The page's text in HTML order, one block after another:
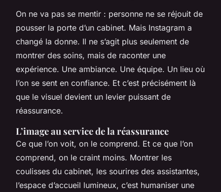
On ne va pas se mentir : personne ne se réjouit de
pousser la porte d’un cabinet. Mais Instagram a
changé la donne. Il ne s’agit plus seulement de
montrer des soins, mais de raconter une
expérience. Une ambiance. Une équipe. Un lieu où
l’on se sent en confiance. Et c’est précisément là
que le visuel devient un levier puissant de
réassurance.
L’image au service de la réassurance
Ce que l’on voit, on le comprend. Et ce que l’on
comprend, on le craint moins. Montrer les
coulisses du cabinet, les sourires des assistantes,
l’espace d’accueil lumineux, c’est humaniser une